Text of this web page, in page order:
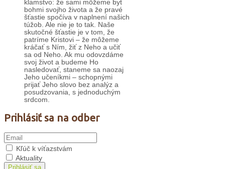
klamstvo: že sami môžeme byť
bohmi svojho života a že pravé
šťastie spočíva v naplnení našich
túžob. Ale nie je to tak. Naše
skutočné šťastie je v tom, že
patríme Kristovi – že môžeme
kráčať s Ním, žiť z Neho a učiť
sa od Neho. Ak mu odovzdáme
svoj život a budeme Ho
nasledovať, staneme sa naozaj
Jeho učeníkmi – schopnými
prijať Jeho slovo bez analýz a
posudzovania, s jednoduchým
srdcom.
Prihlásiť sa na odber
Kľúč k víťazstvám
Aktuality
Prihlásiť sa